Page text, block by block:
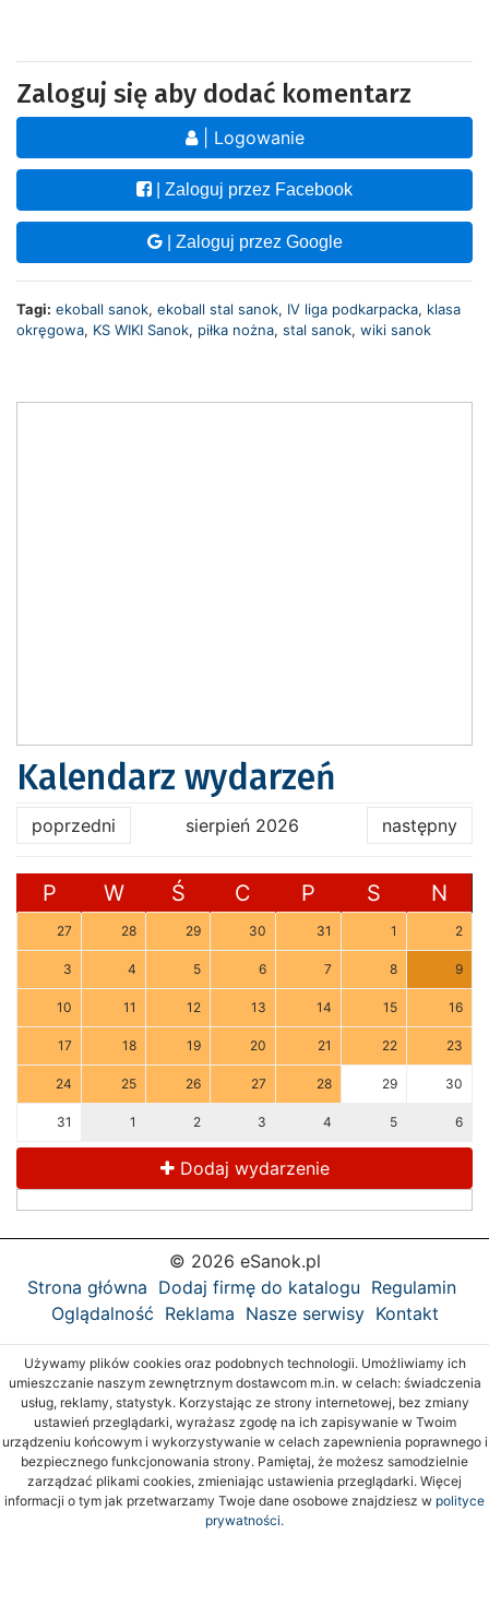
Zaloguj się aby dodać komentarz
| Logowanie
| Zaloguj przez Facebook
| Zaloguj przez Google
Tagi: ekoball sanok, ekoball stal sanok, IV liga podkarpacka, klasa
okręgowa, KS WIKI Sanok, piłka nożna, stal sanok, wiki sanok
Kalendarz wydarzeń
poprzedni sierpień 2026 następny
P W Ś C P S N
27 28 29 30 31 1 2
3 4 5 6 7 8 9
10 11 12 13 14 15 16
17 18 19 20 21 22 23
24 25 26 27 28 29 30
31 1 2 3 4 5 6
Dodaj wydarzenie
© 2026 eSanok.pl
Strona główna Dodaj firmę do katalogu Regulamin
Oglądalność Reklama Nasze serwisy Kontakt
Używamy plików cookies oraz podobnych technologii. Umożliwiamy ich
umieszczanie naszym zewnętrznym dostawcom m.in. w celach: świadczenia
usług, reklamy, statystyk. Korzystając ze strony internetowej, bez zmiany
ustawień przeglądarki, wyrażasz zgodę na ich zapisywanie w Twoim
urządzeniu końcowym i wykorzystywanie w celach zapewnienia poprawnego i
bezpiecznego funkcjonowania strony. Pamiętaj, że możesz samodzielnie
zarządzać plikami cookies, zmieniając ustawienia przeglądarki. Więcej
informacji o tym jak przetwarzamy Twoje dane osobowe znajdziesz w polityce
prywatności.